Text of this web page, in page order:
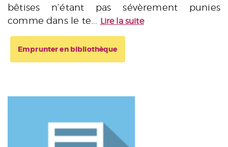
bêtises n’étant pas sévèrement punies
comme dans le te... Lire la suite
Emprunter en bibliothèque